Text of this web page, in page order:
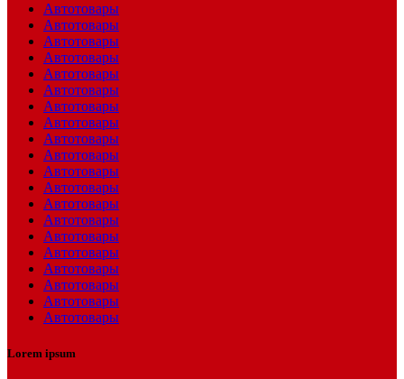
Автотовары
Автотовары
Автотовары
Автотовары
Автотовары
Автотовары
Автотовары
Автотовары
Автотовары
Автотовары
Автотовары
Автотовары
Автотовары
Автотовары
Автотовары
Автотовары
Автотовары
Автотовары
Автотовары
Автотовары
Lorem ipsum